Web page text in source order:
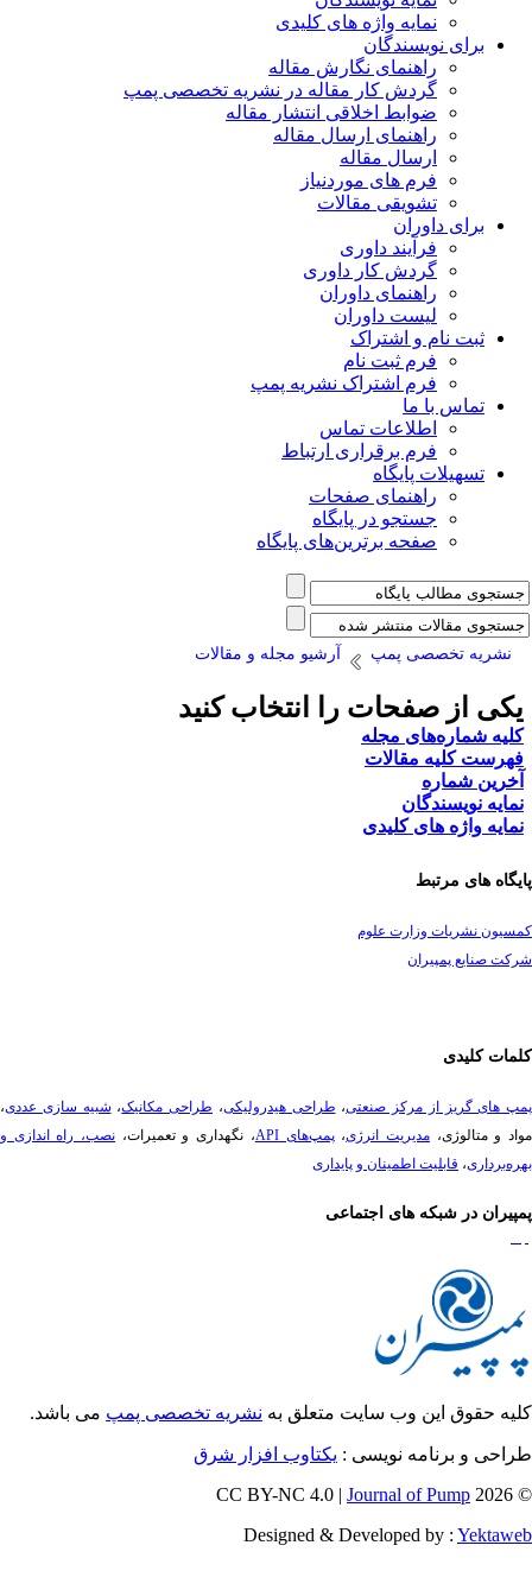
نمایه واژه های کلیدی
برای نویسندگان
راهنمای نگارش مقاله
گردش کار مقاله در نشریه تخصصی پمپ
ضوابط اخلاقی انتشار مقاله
راهنمای ارسال مقاله
ارسال مقاله
فرم های موردنیاز
تشویقی مقالات
برای داوران
فرآیند داوری
گردش کار داوری
راهنمای داوران
لیست داوران
ثبت نام و اشتراک
فرم ثبت نام
فرم اشتراک نشریه پمپ
تماس با ما
اطلاعات تماس
فرم برقراری ارتباط
تسهیلات پایگاه
راهنمای صفحات
جستجو در پایگاه
صفحه برترین‌های پایگاه
نشریه تخصصی پمپ آرشیو مجله و مقالات
از صفحات را انتخاب کنید
شماره‌های مجله
کلیه مقالات
شماره
نویسندگان
واژه های کلیدی
های مرتبط
نشریات وزارت علوم
صنایع پمپیران
کلیدی
های گریز از مرکز صنعتی، طراحی هیدرولیکی، طراحی مکانیک،شبیه سازی عددی،
و متالوژی،مدیریت انرژی،پمپ‌های API ، نگهداری و تعمیرات،نصب، راه ­اندازی و
،قابلیت اطمینان و پایداری
در شبکه های اجتماعی
حقوق این وب سایت متعلق بهنشریه تخصصی پمپمی باشد.
و برنامه نویسی : یکتاوب افزار شرق
©
Journal of Pump
Designed & Developed by :